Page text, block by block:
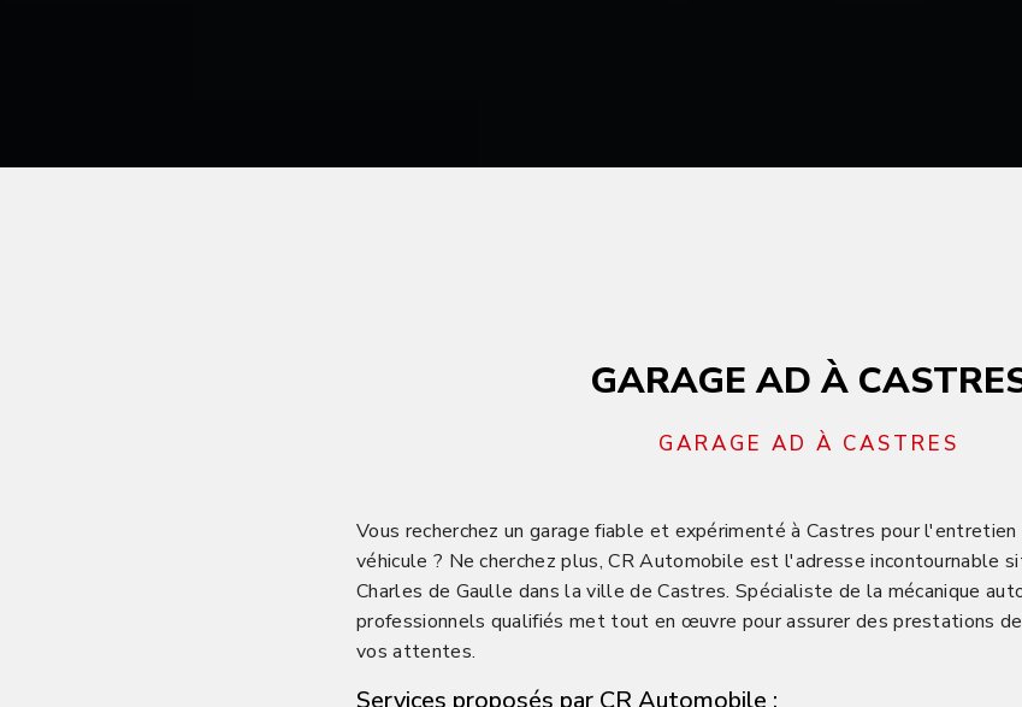
GARAGE AD À
GARAGE AD À CASTRES
Vous recherchez un garage fiable et expérimenté à Castres pour
véhicule ? Ne cherchez plus, CR Automobile est l'adresse incontournable
Charles de Gaulle dans la ville de Castres. Spécialiste de la mécanique
professionnels qualifiés met tout en œuvre pour assurer des prestations
vos attentes.
Services proposés par CR Automobile :